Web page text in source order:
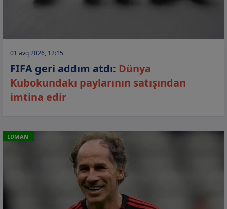
01 avq 2026, 12:15
FIFA geri addım atdı: Dünya
Kubokundakı paylarının satışından
imtina edir
İDMAN